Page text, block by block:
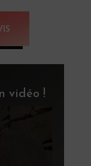
comme
merci
vidéo !